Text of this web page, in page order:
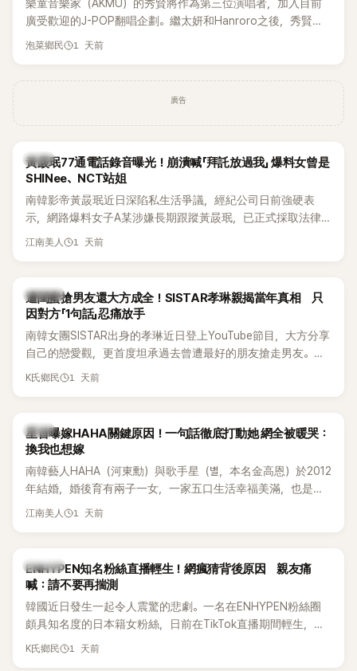
樂童音樂家（AKMU）的秀賢將作為第三位演唱者，加入目前
廣受歡迎的J-POP翻唱企劃。繼太妍和Hanroro之後，秀賢已
獲選為第三首翻唱歌曲的主唱，並於近期完成錄音。
泡菜鄉民 1 天前
廣告
韓星
黃晸珉77通電話錄音曝光！崩潰喊「拜託放過我」 爆料女曾是
SHINee、NCT站姐
南韓影帝黃晸珉近日深陷私生活爭議，經紀公司日前強硬表
示，網路爆料女子A某涉嫌長期跟蹤黃晸珉，已正式採取法律
行動。不過，A並未停止發聲，持續透過社群平台公開爆料，反
的錄音內容，而A也首度承認自己過去曾是SHINee、NCT等偶
像團體的「站姐」，事件持續延燒。
江南美人 1 天前
K-POP
遭閨蜜搶男友還大方成全！SISTAR孝琳親揭當年真相 只
因對方「1句話」忍痛放手
南韓女團SISTAR出身的孝琳近日登上YouTube節目，大方分享
自己的戀愛觀，更首度坦承過去曾遭最好的朋友搶走男友。她
表示，當時選擇瀟灑放手，但如果同樣的事情現在再發生，「我
K氏鄉民 1 天前
韓星
星首曝嫁HAHA關鍵原因！一句話徹底打動她 網全被暖哭：
換我也想嫁
南韓藝人HAHA（河東勳）與歌手星（별，本名金高恩）於2012
年結婚，婚後育有兩子一女，一家五口生活幸福美滿，也是韓
國演藝圈公認的模範夫妻。近日，星首度公開當年決定嫁給
江南美人 1 天前
K-POP
ENHYPEN知名粉絲直播輕生！網瘋猜背後原因 親友痛
喊：請不要再揣測
韓國近日發生一起令人震驚的悲劇。一名在ENHYPEN粉絲圈
頗具知名度的日本籍女粉絲，日前在TikTok直播期間輕生，最
終不幸身亡，消息曝光後震驚韓網，也讓不少粉絲湧入社群平
K氏鄉民 1 天前